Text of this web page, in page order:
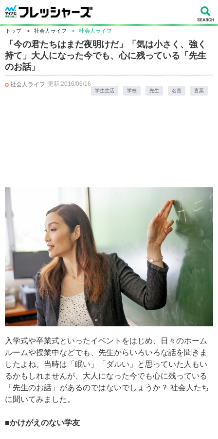
トップ > 社会人ライフ > 社会人ライフ
「今の君たちはまだ夜明けだ」「気は小さく、強く
持て」大人になった今でも、心に残っている「先生
のお話」
社会人ライフ 更新:2016/06/16
学生生活 学校 先生 名言 言葉
入学式や卒業式といったイベントをはじめ、日々のホーム
ルームや授業中などでも、先生からいろいろな話を聞きま
したよね。当時は「眠い」「ダルい」と思っていた人もい
るかもしれませんが、大人になった今でも心に残っている
「先生のお話」があるのではないでしょうか？ 社会人たち
に聞いてみました。
■かけがえのない学友